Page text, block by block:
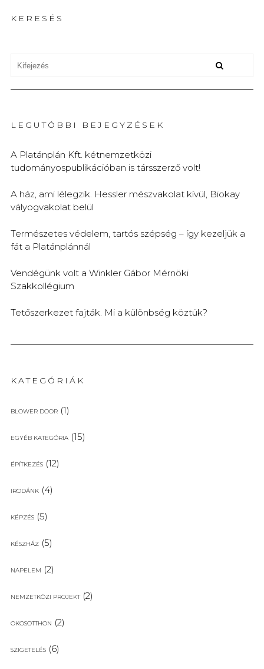
KERESÉS
LEGUTÓBBI BEJEGYZÉSEK
A Platánplán Kft. kétnemzetközi
tudományospublikációban is társszerző volt!
A ház, ami lélegzik. Hessler mészvakolat kívül, Biokay
vályogvakolat belül
Természetes védelem, tartós szépség – így kezeljük a
fát a Platánplánnál
Vendégünk volt a Winkler Gábor Mérnöki
Szakkollégium
Tetőszerkezet fajták. Mi a különbség köztük?
KATEGÓRIÁK
BLOWER DOOR(1)
EGYÉB KATEGÓRIA(15)
ÉPÍTKEZÉS(12)
IRODÁNK(4)
KÉPZÉS(5)
KÉSZHÁZ(5)
NAPELEM (2)
NEMZETKÖZI PROJEKT(2)
OKOSOTTHON (2)
SZIGETELÉS(6)